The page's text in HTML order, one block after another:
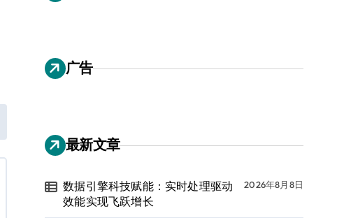
广告
最新文章
数据引擎科技赋能：实时处理驱动
效能实现飞跃增长
2026年8月8日